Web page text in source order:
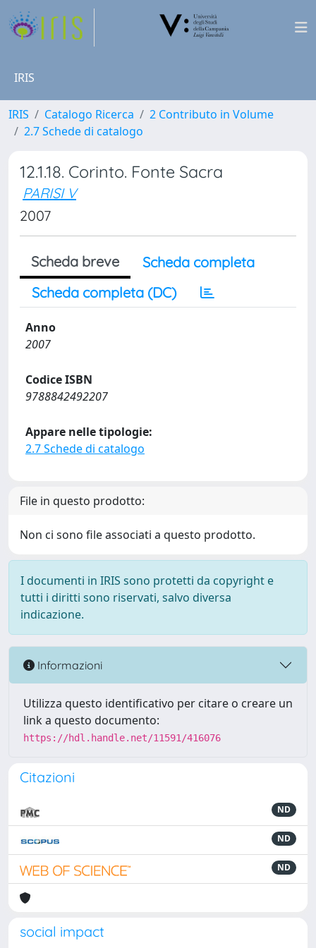
IRIS
IRIS Catalogo Ricerca
2 Contributo in Volume
2.7 Schede di catalogo
12.1.18. Corinto. Fonte Sacra
PARISI V
2007
Scheda breve
Scheda completa
Scheda completa (DC)
Anno
2007
Codice ISBN
9788842492207
Appare nelle tipologie:
2.7 Schede di catalogo
File in questo prodotto:
Non ci sono file associati a questo prodotto.
I documenti in IRIS sono protetti da copyright e
tutti i diritti sono riservati, salvo diversa
indicazione.
Informazioni
Utilizza questo identificativo per citare o creare un
link a questo documento:
https://hdl.handle.net/11591/416076
Citazioni
ND
ND
ND
social impact